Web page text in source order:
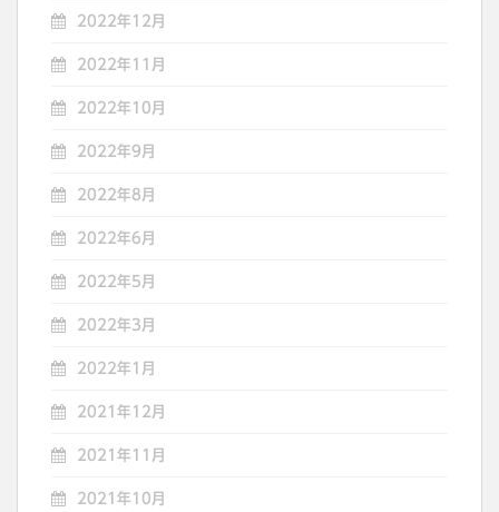
2022年12月
2022年11月
2022年10月
2022年9月
2022年8月
2022年6月
2022年5月
2022年3月
2022年1月
2021年12月
2021年11月
2021年10月